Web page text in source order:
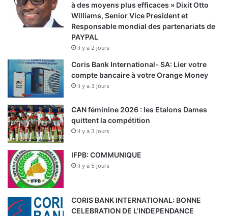
à des moyens plus efficaces » Dixit Otto
Williams, Senior Vice President et
Responsable mondial des partenariats de
PAYPAL
il y a 2 jours
Coris Bank International- SA: Lier votre
compte bancaire à votre Orange Money
il y a 3 jours
CAN féminine 2026 : les Etalons Dames
quittent la compétition
il y a 3 jours
IFPB: COMMUNIQUE
il y a 5 jours
CORIS BANK INTERNATIONAL: BONNE
CELEBRATION DE L’INDEPENDANCE